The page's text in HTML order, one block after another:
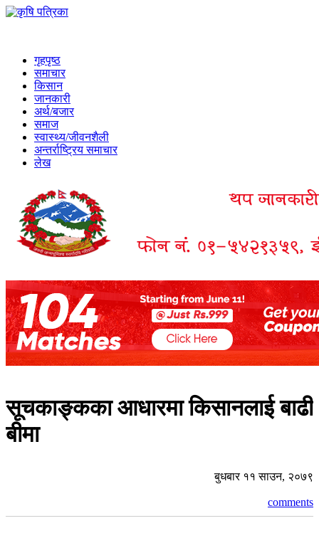
गृहपृष्ठ
समाचार
किसान
जानकारी
अर्थ/बजार
समाज
स्वास्थ्य/जीवनशैली
अन्तर्राष्ट्रिय समाचार
लेख
सूचकाङ्कका आधारमा किसानलाई बाढी
बीमा
बुधबार ११ साउन, २०७९
comments